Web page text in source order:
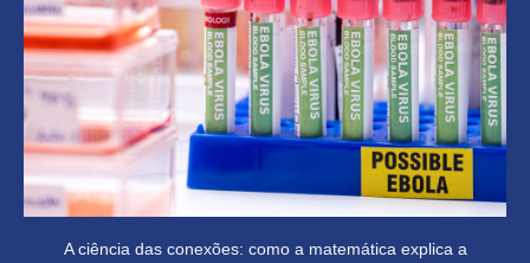
A ciência das conexões: como a matemática explica a